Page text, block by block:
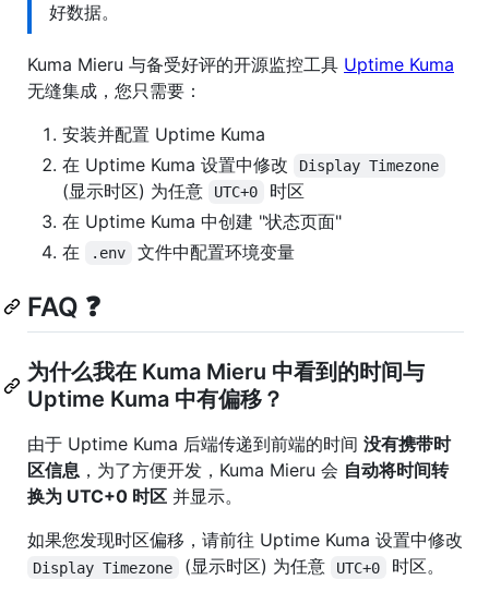
好数据。
Kuma Mieru 与备受好评的开源监控工具 Uptime Kuma
无缝集成，您只需要：
安装并配置 Uptime Kuma
在 Uptime Kuma 设置中修改
Display Timezone
(显示时区) 为任意 UTC+0
时区
在 Uptime Kuma 中创建 "状态页面"
在
.env 文件中配置环境变量
FAQ ❓
为什么我在 Kuma Mieru 中看到的时间与
Uptime Kuma 中有偏移？
由于 Uptime Kuma 后端传递到前端的时间 没有携带时
区信息 ，为了方便开发，Kuma Mieru 会 自动将时间转
换为 UTC+0 时区 并显示。
如果您发现时区偏移，请前往 Uptime Kuma 设置中修改
Display Timezone (显示时区) 为任意 UTC+0 时区。